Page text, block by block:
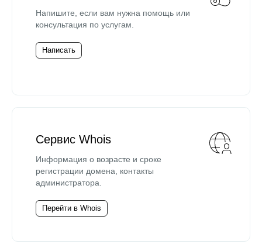
Напишите, если вам нужна помощь или
консультация по услугам.
Написать
Сервис Whois
Информация о возрасте и сроке
регистрации домена, контакты
администратора.
Перейти в Whois